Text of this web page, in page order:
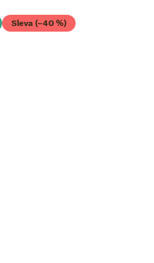
Sleva (–40 %)